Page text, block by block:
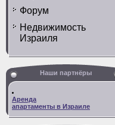
Форум
Недвижимость
Израиля
Наши партнёры
Аренда
апартаменты в Израиле